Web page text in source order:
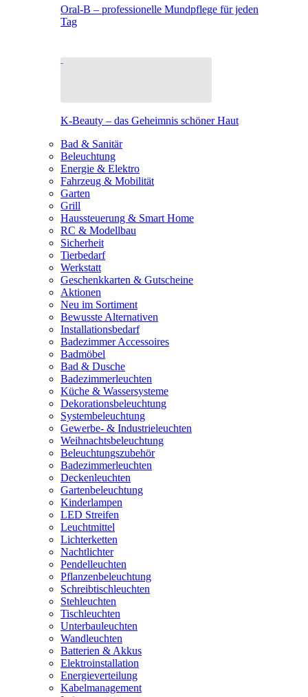
Oral-B – professionelle Mundpflege für jeden
Tag
K-Beauty – das Geheimnis schöner Haut
Bad & Sanitär
Beleuchtung
Energie & Elektro
Fahrzeug & Mobilität
Garten
Grill
Haussteuerung & Smart Home
RC & Modellbau
Sicherheit
Tierbedarf
Werkstatt
Geschenkkarten & Gutscheine
Aktionen
Neu im Sortiment
Bewusste Alternativen
Installationsbedarf
Badezimmer Accessoires
Badmöbel
Bad & Dusche
Badezimmerleuchten
Küche & Wassersysteme
Dekorationsbeleuchtung
Systembeleuchtung
Gewerbe- & Industrieleuchten
Weihnachtsbeleuchtung
Beleuchtungszubehör
Badezimmerleuchten
Deckenleuchten
Gartenbeleuchtung
Kinderlampen
LED Streifen
Leuchtmittel
Lichterketten
Nachtlichter
Pendelleuchten
Pflanzenbeleuchtung
Schreibtischleuchten
Stehleuchten
Tischleuchten
Unterbauleuchten
Wandleuchten
Batterien & Akkus
Elektroinstallation
Energieverteilung
Kabelmanagement